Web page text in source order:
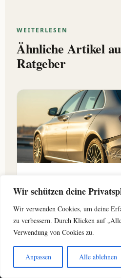
Wir schützen deine
Wir verwenden Cookies, um deine
zu verbessern. Durch Klicken auf
Verwendung von Cookies zu.
Anpassen Alle ablehnen
WEITERLESEN
Ähnliche Artikel
Ratgeber
Restwert vs.
Wie die beiden Werte
deine Auszahlung die
Stellschrauben korrekt
Artikel lesen →
☎ Anrufen